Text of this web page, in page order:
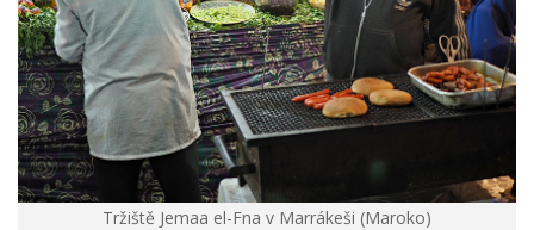
Tržiště Jemaa el-Fna v Marrákeši (Maroko)